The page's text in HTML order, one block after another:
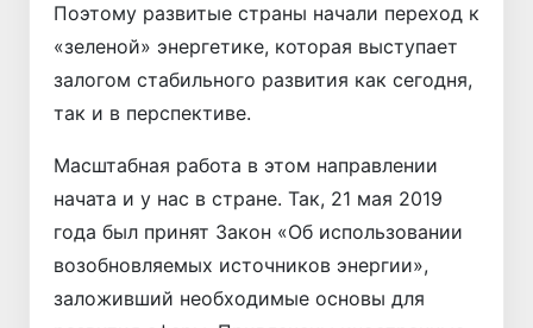
Поэтому развитые страны начали переход к
«зеленой» энергетике, которая выступает
залогом стабильного развития как сегодня,
так и в перспективе.
Масштабная работа в этом направлении
начата и у нас в стране. Так, 21 мая 2019
года был принят Закон «Об использовании
возобновляемых источников энергии»,
заложивший необходимые основы для